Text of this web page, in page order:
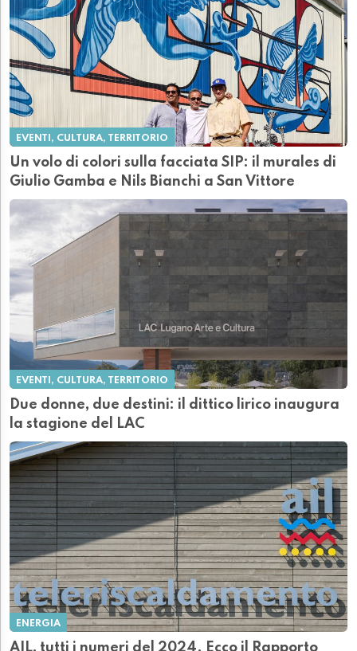
EVENTI, CULTURA, TERRITORIO
Un volo di colori sulla facciata SIP: il murales di
Giulio Gamba e Nils Bianchi a San Vittore
EVENTI, CULTURA, TERRITORIO
Due donne, due destini: il dittico lirico inaugura
la stagione del LAC
ENERGIA
AIL, tutti i numeri del 2024. Ecco il Rapporto